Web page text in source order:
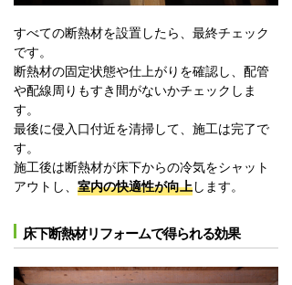
すべての断熱材を設置したら、最終チェック
です。
断熱材の固定状態や仕上がりを確認し、配管
や配線周りもすき間がないかチェックしま
す。
最後に侵入口付近を清掃して、施工は完了で
す。
施工後は断熱材が床下からの冷気をシャット
アウトし、 室内の快適性が向上します。
床下断熱材リフォームで得られる効果